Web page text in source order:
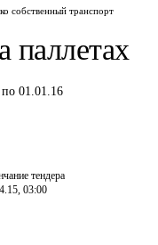
собственный транспорт
паллетах
01.01.16
тендера
03:00